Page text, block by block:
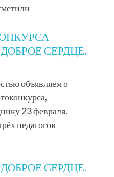
СЕРДЦЕ.
объявляем о
23 февраля.
педагогов
СЕРДЦЕ.